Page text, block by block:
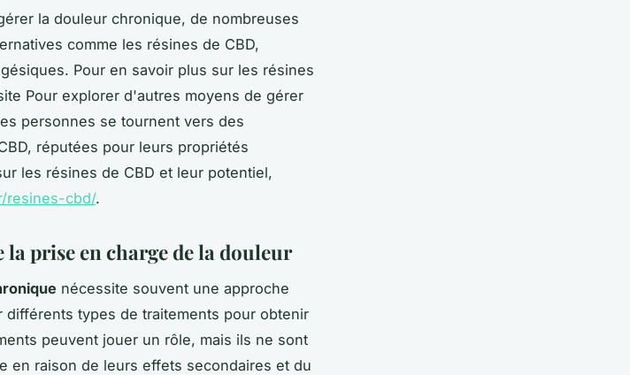
la douleur chronique, de nombreuses
comme les résines de CBD,
Pour en savoir plus sur les résines
Pour explorer d'autres moyens de gérer
personnes se tournent vers des
réputées pour leurs propriétés
les résines de CBD et leur potentiel,
resines-cbd/.
prise en charge de la douleur
nécessite souvent une approche
différents types de traitements pour obtenir
peuvent jouer un rôle, mais ils ne sont
en raison de leurs effets secondaires et du